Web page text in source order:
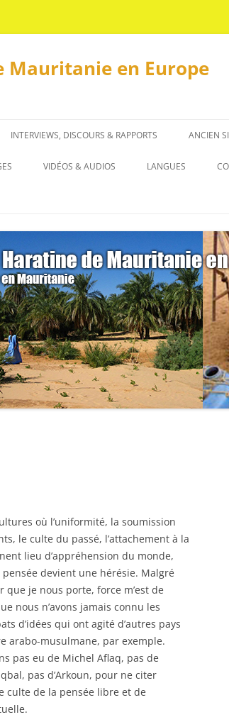
Mauritanie en Europe
INTERVIEWS, DISCOURS & RAPPORTS
INTERVIEWS
ANCIEN
VIDÉOS & AUDIOS LANGUES
où l’uniformité, la soumission
le culte du passé, l’attachement à la
lieu d’appréhension du monde,
devient une hérésie. Malgré
que je nous porte, force m’est de
nous n’avons jamais connu les
d’idées qui ont agité d’autres pays
arabo-musulmane, par exemple.
pas eu de Michel Aflaq, pas de
pas d’Arkoun, pour ne citer
culte de la pensée libre et de